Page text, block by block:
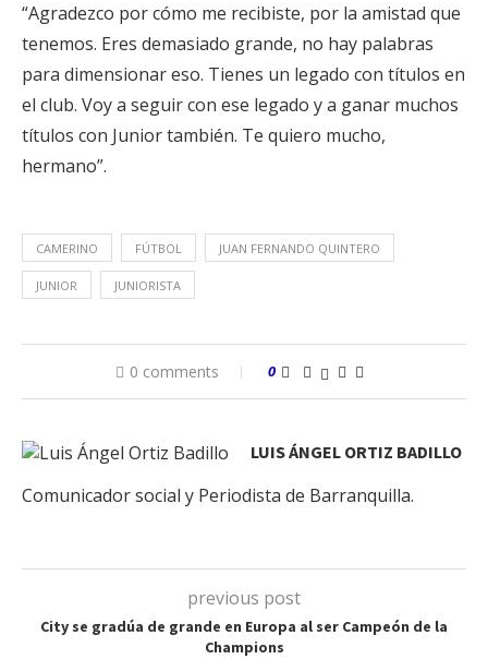
“Agradezco por cómo me recibiste, por la amistad que
tenemos. Eres demasiado grande, no hay palabras
para dimensionar eso. Tienes un legado con títulos en
el club. Voy a seguir con ese legado y a ganar muchos
títulos con Junior también. Te quiero mucho,
hermano”.
CAMERINO FÚTBOL JUAN FERNANDO QUINTERO
JUNIOR JUNIORISTA
0 comments 0
LUIS ÁNGEL ORTIZ BADILLO
Comunicador social y Periodista de Barranquilla.
previous post
City se gradúa de grande en Europa al ser Campeón de la
Champions